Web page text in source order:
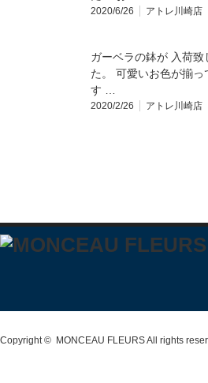
2020/6/26 アトレ川崎店
ガーベラの鉢が 入荷致
た。 可愛いお色が揃っ
す️ …
2020/2/26 アトレ川崎店
Copyright © MONCEAU FLEURSAll rights